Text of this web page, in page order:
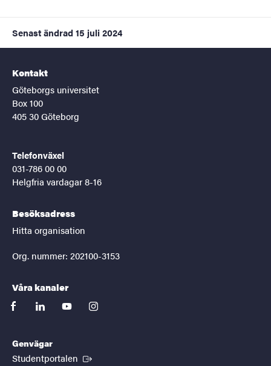
Senast ändrad 15 juli 2024
Kontakt
Göteborgs universitet
Box 100
405 30 Göteborg
Telefonväxel
031-786 00 00
Helgfria vardagar 8-16
Besöksadress
Hitta organisation
Org. nummer: 202100-3153
Våra kanaler
facebooklinkedinyoutubeinstagram
Genvägar
Studentportalen (Extern länk)